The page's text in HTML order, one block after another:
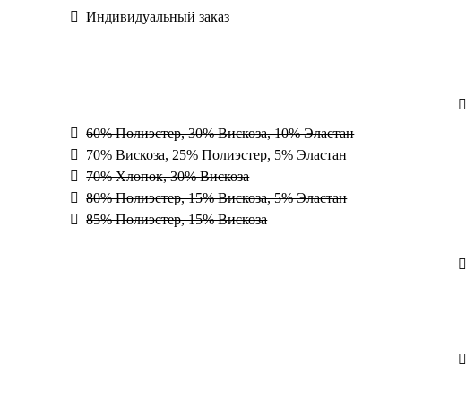
Индивидуальный заказ
60% Полиэстер, 30% Вискоза, 10% Эластан
70% Вискоза, 25% Полиэстер, 5% Эластан
70% Хлопок, 30% Вискоза
80% Полиэстер, 15% Вискоза, 5% Эластан
85% Полиэстер, 15% Вискоза